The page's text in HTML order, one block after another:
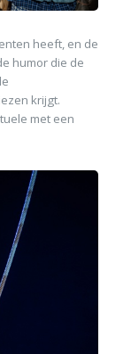
heeft, en de
humor die de
krijgt.
met een